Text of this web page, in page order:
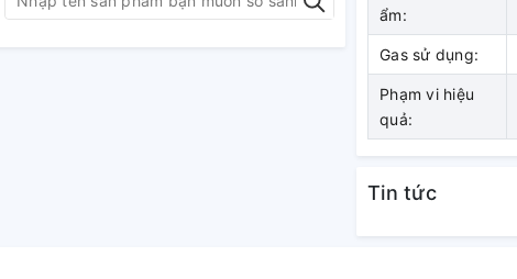
vững vàng ở ngôi vị thứ 3 sau 2 ông lớn:
ẩm:
Gas sử dụng:
Phạm vi hiệu
quả:
Tin tức